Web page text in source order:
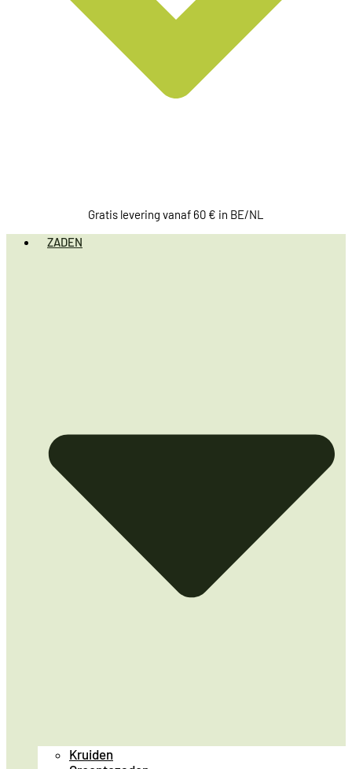
Gratis levering vanaf 60 € in BE/NL
ZADEN
Kruiden